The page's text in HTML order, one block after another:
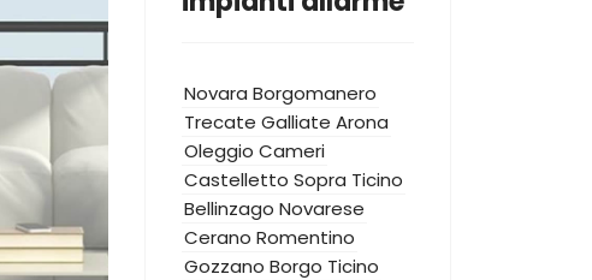
Novara Borgomanero
Trecate Galliate Arona
Oleggio Cameri
Castelletto Sopra Ticino
Bellinzago Novarese
Cerano Romentino
Gozzano Borgo Ticino